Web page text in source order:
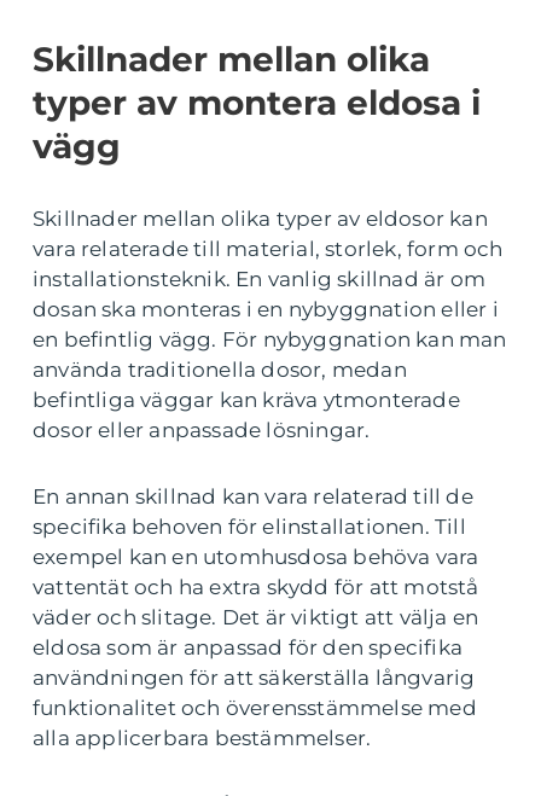
Skillnader mellan olika
typer av montera eldosa i
vägg
Skillnader mellan olika typer av eldosor kan
vara relaterade till material, storlek, form och
installationsteknik. En vanlig skillnad är om
dosan ska monteras i en nybyggnation eller i
en befintlig vägg. För nybyggnation kan man
använda traditionella dosor, medan
befintliga väggar kan kräva ytmonterade
dosor eller anpassade lösningar.
En annan skillnad kan vara relaterad till de
specifika behoven för elinstallationen. Till
exempel kan en utomhusdosa behöva vara
vattentät och ha extra skydd för att motstå
väder och slitage. Det är viktigt att välja en
eldosa som är anpassad för den specifika
användningen för att säkerställa långvarig
funktionalitet och överensstämmelse med
alla applicerbara bestämmelser.